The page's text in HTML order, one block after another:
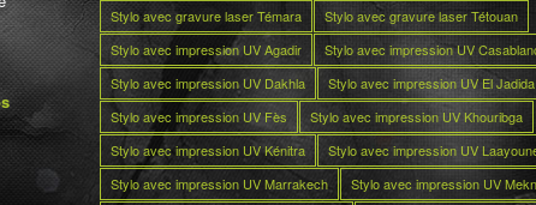
Stylo avec gravure laser Témara
Stylo avec gravure laser Tétouan
Stylo avec impression UV Agadir
Stylo avec impression UV
Stylo avec impression UV Dakhla
Stylo avec impression UV El Jadida
Stylo avec impression UV Fès
Stylo avec impression UV Khouribga
Stylo avec impression UV Kénitra
Stylo avec impression UV
Stylo avec impression UV Marrakech
Stylo avec impression UV